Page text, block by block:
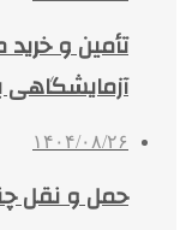
تأمین و
آزمایشگاهی
۱۴۰۴/۰۸/۲۶
حمل و نقل